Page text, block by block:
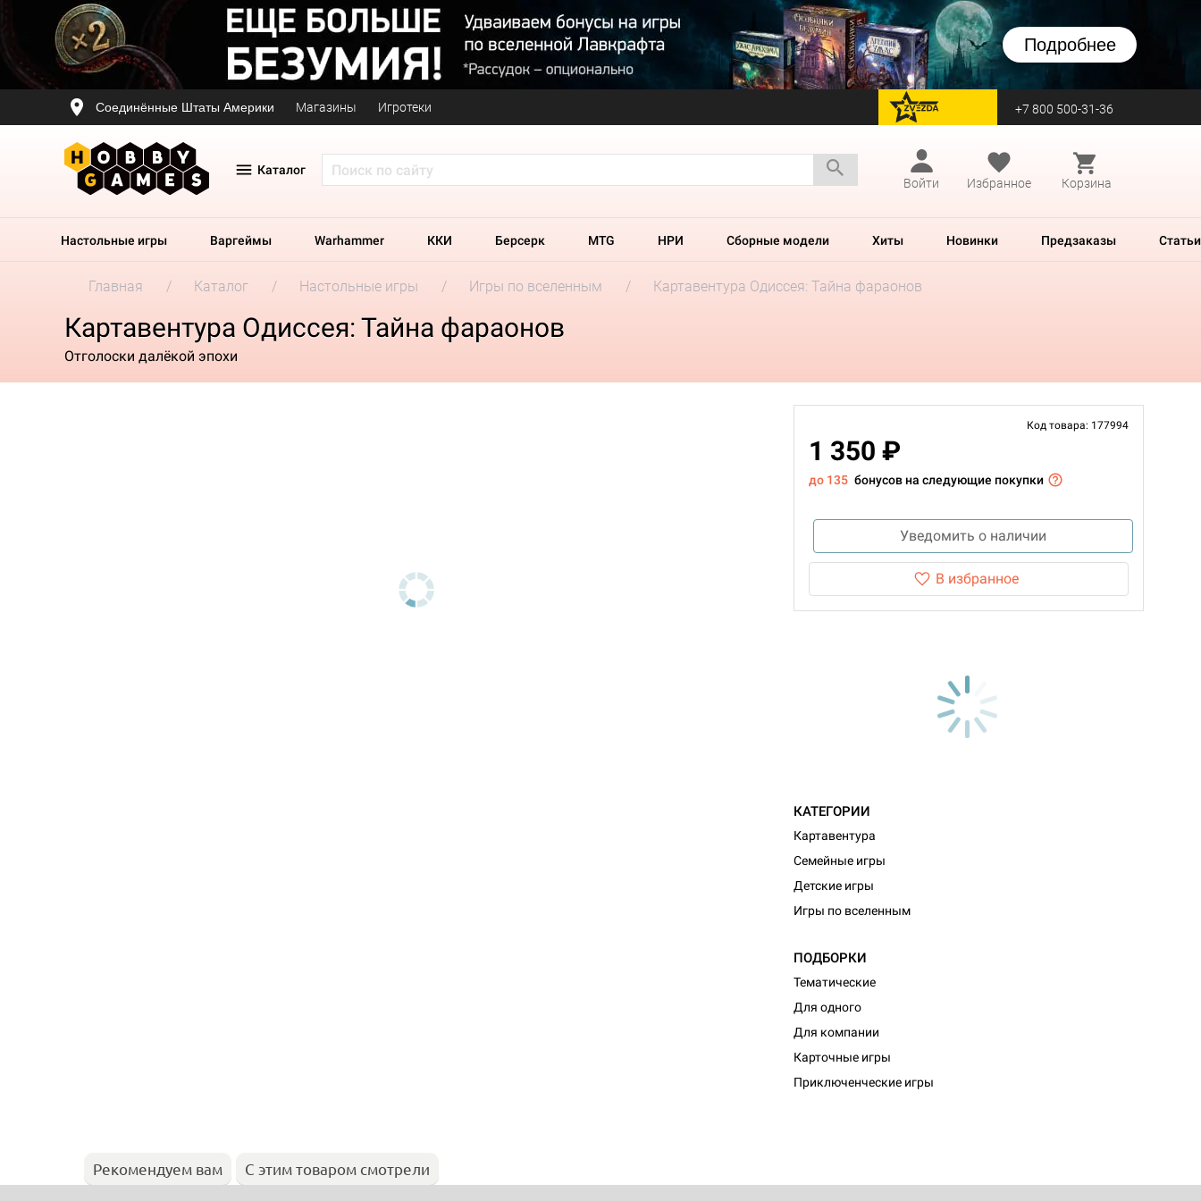
Подробнее
Соединённые Штаты Америки Магазины Игротеки перейти на Zvezda +7 800 500-31-36
Каталог
Войти
Избранное Корзина
Настольные игры Варгеймы Warhammer ККИ Берсерк MTG НРИ Сборные модели Хиты Новинки Предзаказы Статьи
Главная Каталог Настольные игры Игры по вселенным Картавентура Одиссея: Тайна фараонов
Картавентура Одиссея: Тайна фараонов
Отголоски далёкой эпохи
Код товара: 177994
1 350 ₽
до 135 бонусов на следующие покупки
Уведомить о наличии
В избранное
КАТЕГОРИИ
Картавентура
Семейные игры
Детские игры
Игры по вселенным
ПОДБОРКИ
Тематические
Для одного
Для компании
Карточные игры
Приключенческие игры
Рекомендуем вам С этим товаром смотрели